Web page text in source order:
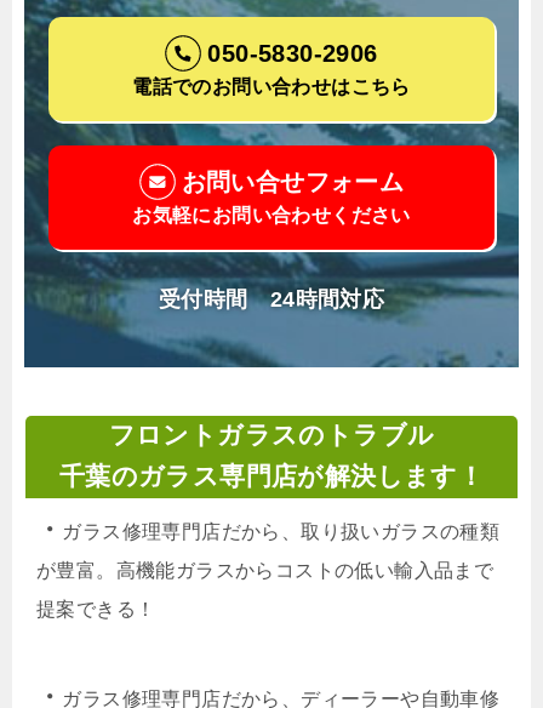
050-5830-2906
電話でのお問い合わせはこちら
お問い合せフォーム
お気軽にお問い合わせください
受付時間 24時間対応
フロントガラスのトラブル
千葉のガラス専門店が解決します！
・ ガラス修理専門店だから、取り扱いガラスの種類
が豊富。高機能ガラスからコストの低い輸入品まで
提案できる！
・ ガラス修理専門店だから、ディーラーや自動車修